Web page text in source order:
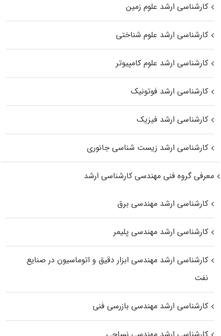
کارشناسی ارشد علوم زمین
کارشناسی ارشد علوم شناختی
کارشناسی ارشد علوم کامپیوتر
کارشناسی ارشد فوتونیک
کارشناسی ارشد فیزیک
کارشناسی ارشد زیست‌ شناسی جانوری
معرفی گروه فنی مهندسی کارشناسی ارشد
کارشناسی ارشد مهندسی برق
کارشناسی ارشد مهندسی پلیمر
کارشناسی ارشد مهندسی ابزار دقیق و اتوماسیون در صنایع
نفت
کارشناسی ارشد مهندسی بازرسی فنی